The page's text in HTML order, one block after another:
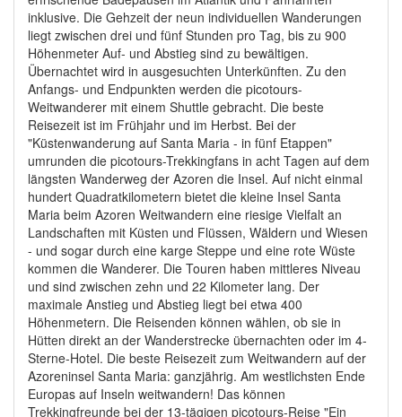
inklusive. Die Gehzeit der neun individuellen Wanderungen
liegt zwischen drei und fünf Stunden pro Tag, bis zu 900
Höhenmeter Auf- und Abstieg sind zu bewältigen.
Übernachtet wird in ausgesuchten Unterkünften. Zu den
Anfangs- und Endpunkten werden die picotours-
Weitwanderer mit einem Shuttle gebracht. Die beste
Reisezeit ist im Frühjahr und im Herbst. Bei der
"Küstenwanderung auf Santa Maria - in fünf Etappen"
umrunden die picotours-Trekkingfans in acht Tagen auf dem
längsten Wanderweg der Azoren die Insel. Auf nicht einmal
hundert Quadratkilometern bietet die kleine Insel Santa
Maria beim Azoren Weitwandern eine riesige Vielfalt an
Landschaften mit Küsten und Flüssen, Wäldern und Wiesen
- und sogar durch eine karge Steppe und eine rote Wüste
kommen die Wanderer. Die Touren haben mittleres Niveau
und sind zwischen zehn und 22 Kilometer lang. Der
maximale Anstieg und Abstieg liegt bei etwa 400
Höhenmetern. Die Reisenden können wählen, ob sie in
Hütten direkt an der Wanderstrecke übernachten oder im 4-
Sterne-Hotel. Die beste Reisezeit zum Weitwandern auf der
Azoreninsel Santa Maria: ganzjährig. Am westlichsten Ende
Europas auf Inseln weitwandern! Das können
Trekkingfreunde bei der 13-tägigen picotours-Reise "Ein